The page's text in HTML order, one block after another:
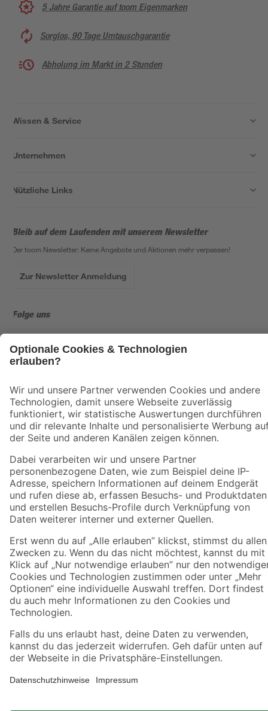
5 Jahre Garantie auf toom Eigenmarken
Sorglos, 90 Tage Umtauschgarantie
Abholung im Markt in 2 Stunden
Wissen & Service
Unternehmen
Nützliche Links
Bleib auf dem Laufenden mit unserem Newsletter
Der toom Newsletter: Keine Angebote und Aktionen mehr verpassen!
Zur Newsletter Anmeldung
Folge uns
Sicher einkaufen
Jetzt die toom-App herunterladen
Alle Preisangaben in EUR inkl. gesetzl. MwSt.. Die dargestellten Angebote sind unter
Umständen nicht in allen Märkten verfügbar. Die angegebenen Verfügbarkeiten beziehen
sich auf den unter "Mein Markt" ausgewählten toom Baumarkt. Alle Angebote und
Produkte nur solange der Vorrat reicht.
*Paketversand ab 59 € versandkostenfrei, gilt nicht für Artikel mit Speditionsversand, hier
fallen zusätzliche Versandkosten an.
Datenschutz Privatsphäre Impressum
AGB
Nutzungsbedingungen
Widerrufsrecht
Vertrag widerrufen